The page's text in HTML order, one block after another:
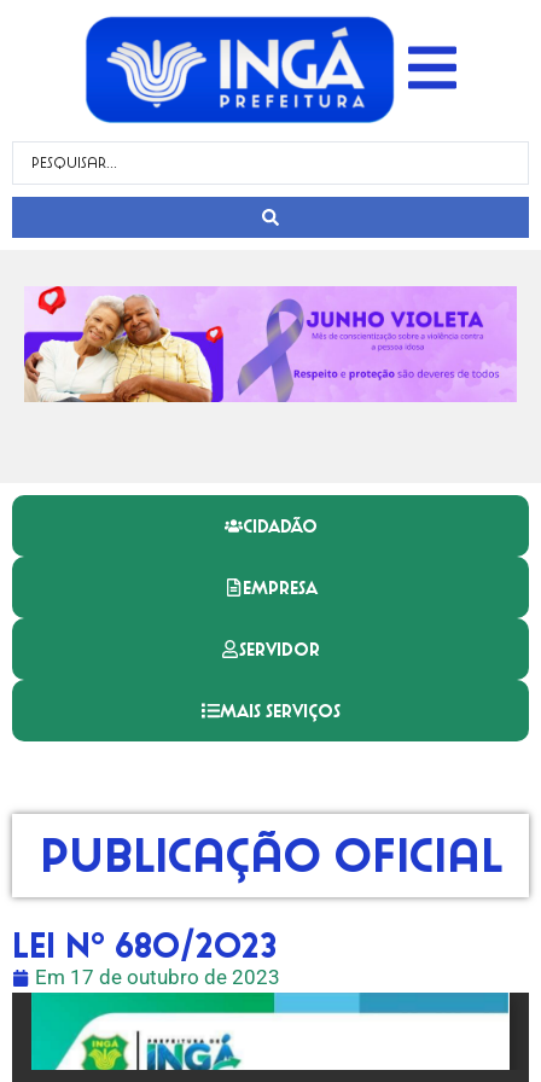
CIDADÃO
EMPRESA
SERVIDOR
MAIS SERVIÇOS
Publicação Oficial
LEI Nº 680/2023
Em 17 de outubro de 2023